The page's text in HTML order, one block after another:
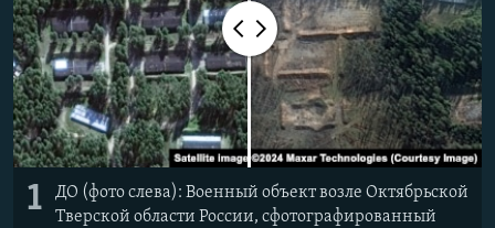
1
ДО (фото слева): Военный объект возле Октябрьской
Тверской области России, сфотографированный